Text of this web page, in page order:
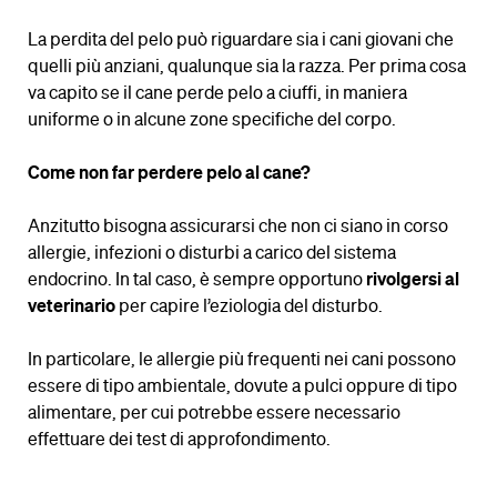
La perdita del pelo può riguardare sia i cani giovani che
quelli più anziani, qualunque sia la razza. Per prima cosa
va capito se il cane perde pelo a ciuffi, in maniera
uniforme o in alcune zone specifiche del corpo.
Come non far perdere pelo al cane?
Anzitutto bisogna assicurarsi che non ci siano in corso
allergie, infezioni o disturbi a carico del sistema
endocrino. In tal caso, è sempre opportuno rivolgersi al
veterinario per capire l’eziologia del disturbo.
In particolare, le allergie più frequenti nei cani possono
essere di tipo ambientale, dovute a pulci oppure di tipo
alimentare, per cui potrebbe essere necessario
effettuare dei test di approfondimento.